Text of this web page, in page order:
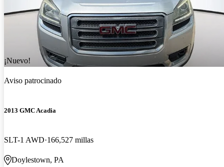
¡Nuevo!
Aviso patrocinado
2013 GMC Acadia
SLT-1 AWD 166,527 millas
Doylestown, PA